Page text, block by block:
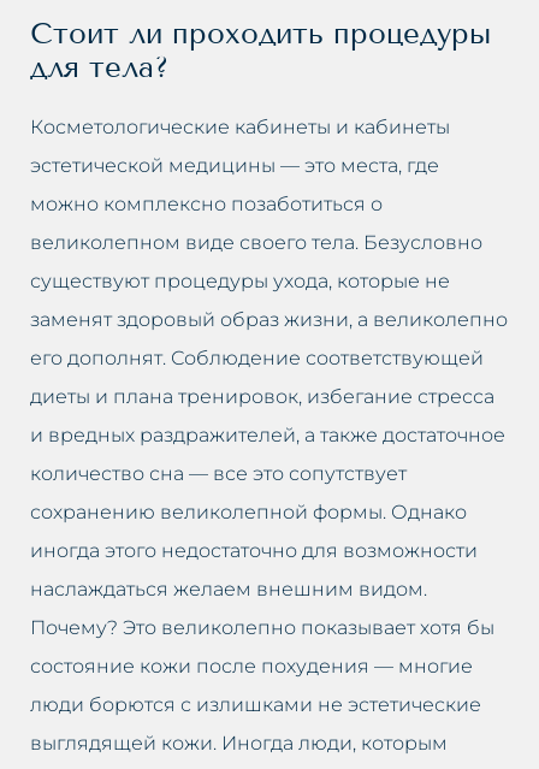
Мешки под глазами
Выпадение волос
Запавшее лицо
Лимфатические застои
Морщины
Удаление жировой ткани
Удаление мешков под глазами
Удаление морщин
Отбеливание интимных зон
Заполнение носогубных
складок
Заполнение долины слез
Закрытие капилляров
Карбокситерапия
Кавитационный пилинг
Краков
Стоит ли проходить процедуры
для тела?
Косметологические кабинеты и кабинеты
эстетической медицины — это места, где
можно комплексно позаботиться о
великолепном виде своего тела. Безусловно
существуют процедуры ухода, которые не
заменят здоровый образ жизни, а великолепно
его дополнят. Соблюдение соответствующей
диеты и плана тренировок, избегание стресса
и вредных раздражителей, а также достаточное
количество сна — все это сопутствует
сохранению великолепной формы. Однако
иногда этого недостаточно для возможности
наслаждаться желаем внешним видом.
Почему? Это великолепно показывает хотя бы
состояние кожи после похудения — многие
люди борются с излишками не эстетические
выглядящей кожи. Иногда люди, которым